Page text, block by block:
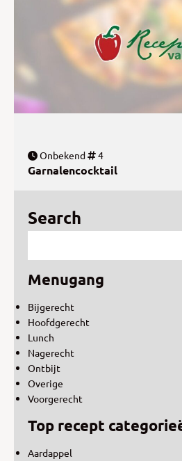
Onbekend 4
Garnalencocktail
Search
Menugang
Bijgerecht
Hoofdgerecht
Lunch
Nagerecht
Ontbijt
Overige
Voorgerecht
Top recept
Aardappel